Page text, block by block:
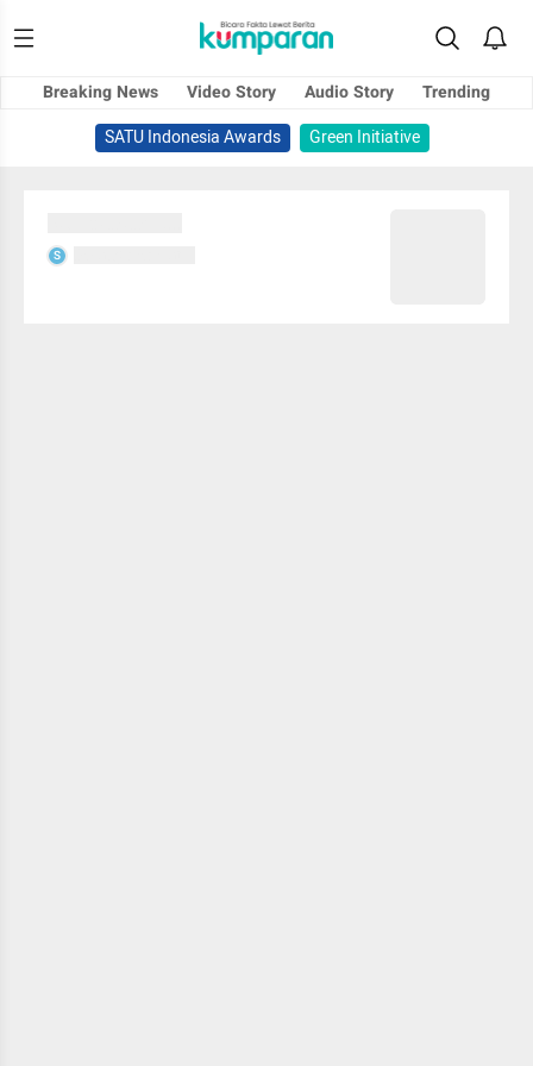
Breaking News Video Story Audio Story
Trending
SATU Indonesia Awards
Green Initiative
S